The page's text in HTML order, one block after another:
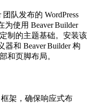
团队发布的 WordPress
为使用 Beaver Builder
制的主题基础。安装该
器和 Beaver Builder 构
和页脚布局。
框架，确保响应式布